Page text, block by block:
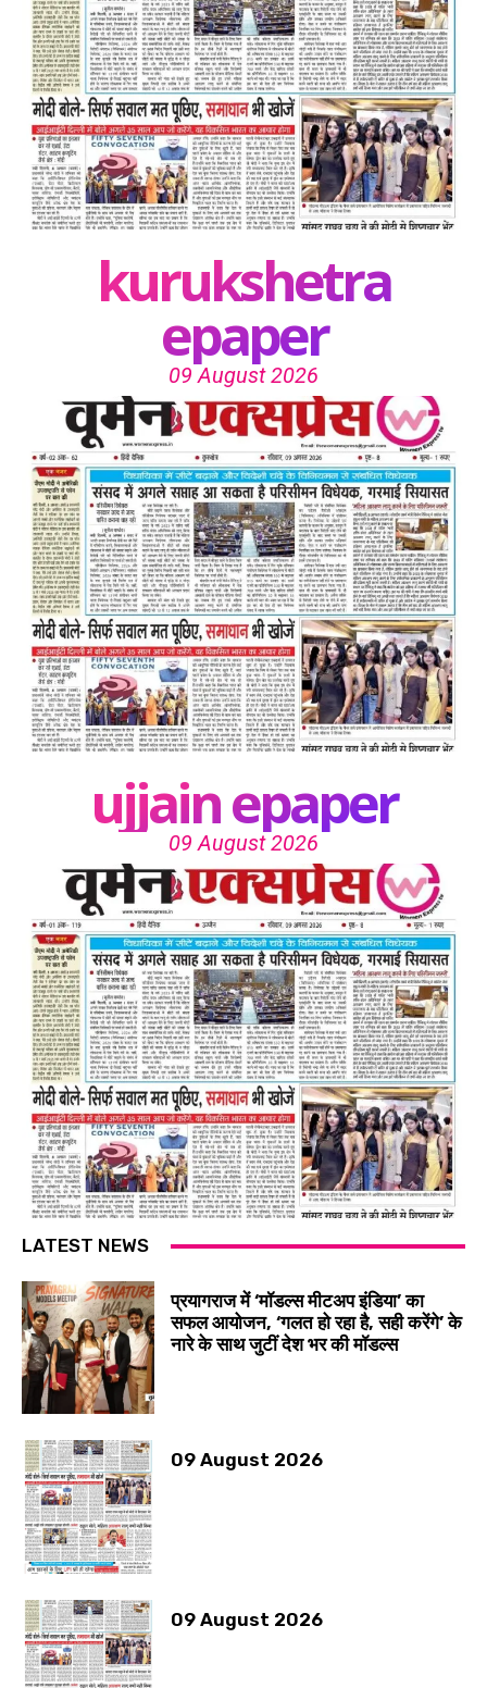
kurukshetra
epaper
09 August 2026
ujjain epaper
09 August 2026
LATEST NEWS
प्रयागराज में ‘मॉडल्स मीटअप इंडिया’ का
सफल आयोजन, ‘गलत हो रहा है, सही करेंगे’ के
नारे के साथ जुटीं देश भर की मॉडल्स
09 August 2026
09 August 2026